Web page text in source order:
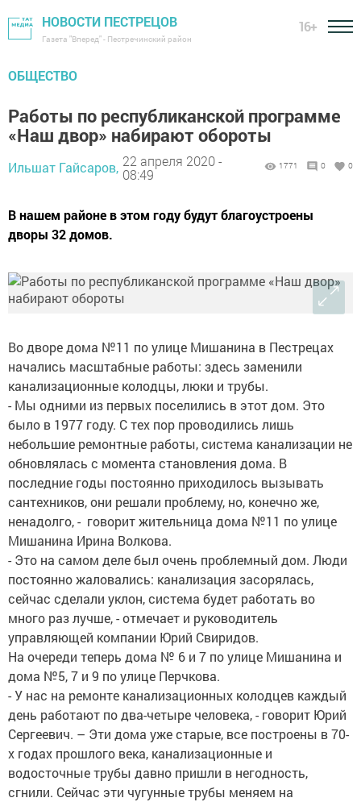
НОВОСТИ ПЕСТРЕЦОВ
Газета "Вперед" - Пестречинский район
16+
ОБЩЕСТВО
Работы по республиканской программе
«Наш двор» набирают обороты
Ильшат Гайсаров, 22 апреля 2020 -
08:49
1771 0 0
В нашем районе в этом году будут благоустроены
дворы 32 домов.
Во дворе дома №11 по улице Мишанина в Пестрецах
начались масштабные работы: здесь заменили
канализационные колодцы, люки и трубы.
- Мы одними из первых поселились в этот дом. Это
было в 1977 году. С тех пор проводились лишь
небольшие ремонтные работы, система канализации не
обновлялась с момента становления дома. В
последние годы постоянно приходилось вызывать
сантехников, они решали проблему, но, конечно же,
ненадолго, - говорит жительница дома №11 по улице
Мишанина Ирина Волкова.
- Это на самом деле был очень проблемный дом. Люди
постоянно жаловались: канализация засорялась,
сейчас сделали уклон, система будет работать во
много раз лучше, - отмечает и руководитель
управляющей компании Юрий Свиридов.
На очереди теперь дома № 6 и 7 по улице Мишанина и
дома №5, 7 и 9 по улице Перчкова.
- У нас на ремонте канализационных колодцев каждый
день работают по два-четыре человека, - говорит Юрий
Сергеевич. – Эти дома уже старые, все построены в 70-
х годах прошлого века, канализационные и
водосточные трубы давно пришли в негодность,
сгнили. Сейчас эти чугунные трубы меняем на